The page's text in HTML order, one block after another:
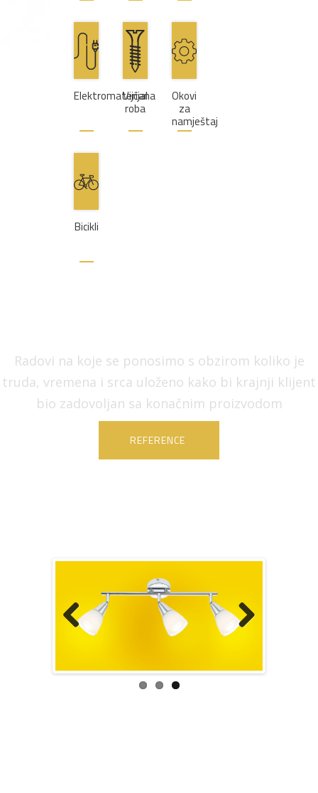
Elektromaterijal
Vijčana
roba
Okovi
za
namještaj
Bicikli
Radovi na koje se ponosimo s obzirom koliko je
truda, vremena i srca uloženo kako bi krajnji klijent
bio zadovoljan sa konačnim proizvodom
REFERENCE
Previous